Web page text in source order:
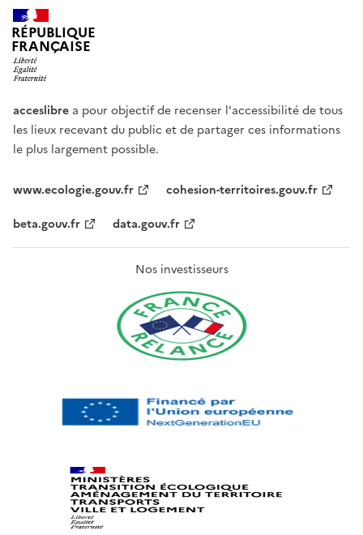
RÉPUBLIQUE
FRANÇAISE
acceslibre a pour objectif de recenser l'accessibilité de tous
les lieux recevant du public et de partager ces informations
le plus largement possible.
www.ecologie.gouv.fr
cohesion-territoires.gouv.fr
beta.gouv.fr
data.gouv.fr
Nos investisseurs